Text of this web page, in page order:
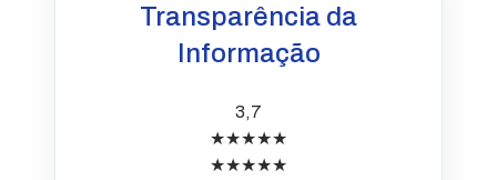
Transparência da
Informação
3,7
★★★★★
★★★★★